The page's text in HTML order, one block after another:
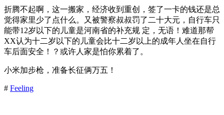
折腾不起啊，这一搬家，经济收到重创，签了一卡的钱还是总
觉得家里少了点什么。又被警察叔叔罚了二十大元，自行车只
能带12岁以下的儿童是河南省的补充规 定，无语！难道那帮
XX认为十二岁以下的儿童会比十二岁以上的成年人坐在自行
车后面安全！？或许人家是怕你累着了。
小米加步枪，准备长征俩万五！
# Feeling